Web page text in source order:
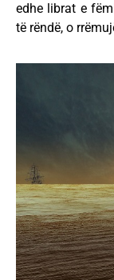
edhe librat e
të rëndë, o